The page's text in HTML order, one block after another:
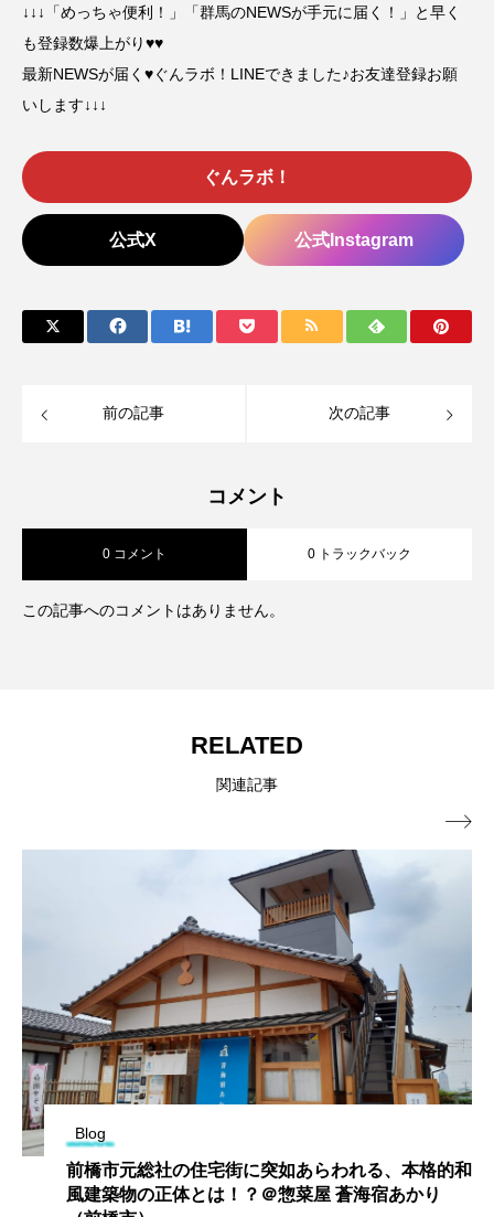
↓↓↓「めっちゃ便利！」「群馬のNEWSが手元に届く！」と早く
も登録数爆上がり♥♥
最新NEWSが届く♥ぐんラボ！LINEできました♪お友達登録お願
いします↓↓↓
ぐんラボ！
公式X 公式Instagram
前の記事 次の記事
コメント
0 コメント 0 トラックバック
この記事へのコメントはありません。
RELATED
関連記事
Blog
前橋市元総社の住宅街に突如あらわれる、本格的和
風建築物の正体とは！？＠惣菜屋 蒼海宿あかり
